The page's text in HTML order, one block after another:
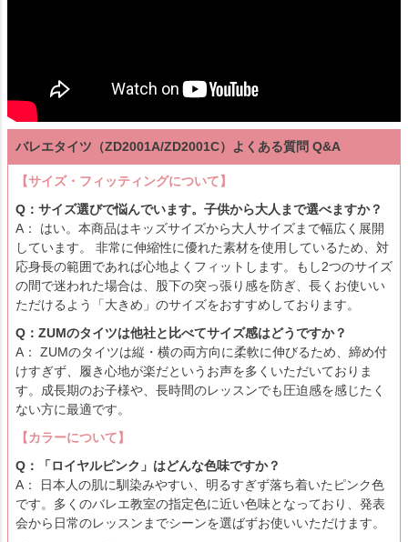
バレエタイツ（ZD2001A/ZD2001C）よくある質問 Q&A
【サイズ・フィッティングについて】
Q：サイズ選びで悩んでいます。子供から大人まで選べますか？
A： はい。本商品はキッズサイズから大人サイズまで幅広く展開
しています。 非常に伸縮性に優れた素材を使用しているため、対
応身長の範囲であれば心地よくフィットします。もし2つのサイズ
の間で迷われた場合は、股下の突っ張り感を防ぎ、長くお使いい
ただけるよう「大きめ」のサイズをおすすめしております。
Q：ZUMのタイツは他社と比べてサイズ感はどうですか？
A： ZUMのタイツは縦・横の両方向に柔軟に伸びるため、締め付
けすぎず、履き心地が楽だというお声を多くいただいておりま
す。成長期のお子様や、長時間のレッスンでも圧迫感を感じたく
ない方に最適です。
【カラーについて】
Q：「ロイヤルピンク」はどんな色味ですか？
A： 日本人の肌に馴染みやすい、明るすぎず落ち着いたピンク色
です。多くのバレエ教室の指定色に近い色味となっており、発表
会から日常のレッスンまでシーンを選ばずお使いいただけます。